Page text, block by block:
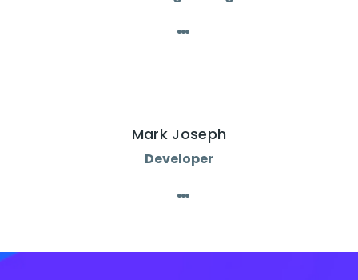
Mark Joseph
Developer